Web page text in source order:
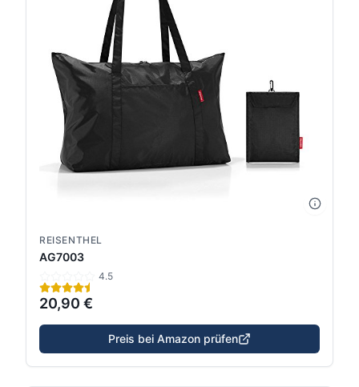
REISENTHEL
AG7003
4.5
20,90 €
Preis bei Amazon prüfen